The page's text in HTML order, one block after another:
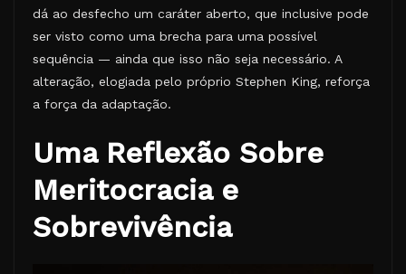
dá ao desfecho um caráter aberto, que inclusive pode
ser visto como uma brecha para uma possível
sequência — ainda que isso não seja necessário. A
alteração, elogiada pelo próprio Stephen King, reforça
a força da adaptação.
Uma Reflexão Sobre
Meritocracia e
Sobrevivência